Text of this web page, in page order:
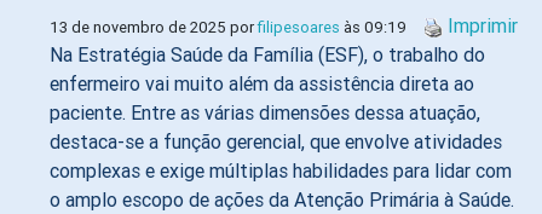
13 de novembro de 2025 porfilipesoares às 09:19
Imprimir
Na Estratégia Saúde da Família (ESF), o trabalho do
enfermeiro vai muito além da assistência direta ao
paciente. Entre as várias dimensões dessa atuação,
destaca-se a função gerencial, que envolve atividades
complexas e exige múltiplas habilidades para lidar com
o amplo escopo de ações da Atenção Primária à Saúde.